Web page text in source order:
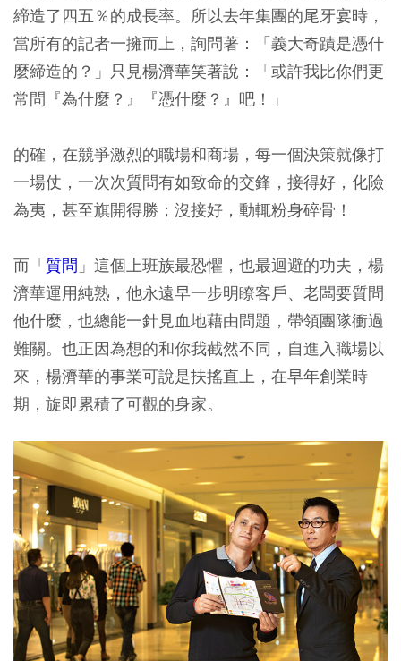
締造了四五％的成長率。所以去年集團的尾牙宴時，
當所有的記者一擁而上，詢問著：「義大奇蹟是憑什
麼締造的？」只見楊濟華笑著說：「或許我比你們更
常問『為什麼？』『憑什麼？』吧！」
的確，在競爭激烈的職場和商場，每一個決策就像打
一場仗，一次次質問有如致命的交鋒，接得好，化險
為夷，甚至旗開得勝；沒接好，動輒粉身碎骨！
而「質問 」這個上班族最恐懼，也最迴避的功夫，楊
濟華運用純熟，他永遠早一步明瞭客戶、老闆要質問
他什麼，也總能一針見血地藉由問題，帶領團隊衝過
難關。也正因為想的和你我截然不同，自進入職場以
來，楊濟華的事業可說是扶搖直上，在早年創業時
期，旋即累積了可觀的身家。